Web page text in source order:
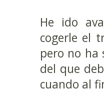
He ido
cogerle el
pero no ha
del que
cuando al